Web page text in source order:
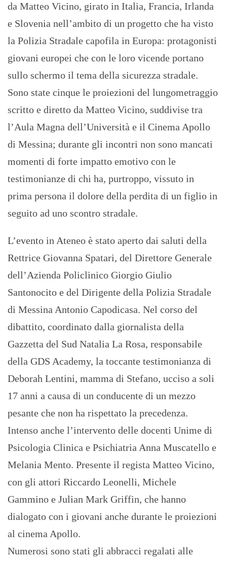
da Matteo Vicino, girato in Italia, Francia, Irlanda
e Slovenia nell’ambito di un progetto che ha visto
la Polizia Stradale capofila in Europa: protagonisti
giovani europei che con le loro vicende portano
sullo schermo il tema della sicurezza stradale.
Sono state cinque le proiezioni del lungometraggio
scritto e diretto da Matteo Vicino, suddivise tra
l’Aula Magna dell’Università e il Cinema Apollo
di Messina; durante gli incontri non sono mancati
momenti di forte impatto emotivo con le
testimonianze di chi ha, purtroppo, vissuto in
prima persona il dolore della perdita di un figlio in
seguito ad uno scontro stradale.
L’evento in Ateneo è stato aperto dai saluti della
Rettrice Giovanna Spatari, del Direttore Generale
dell’Azienda Policlinico Giorgio Giulio
Santonocito e del Dirigente della Polizia Stradale
di Messina Antonio Capodicasa. Nel corso del
dibattito, coordinato dalla giornalista della
Gazzetta del Sud Natalia La Rosa, responsabile
della GDS Academy, la toccante testimonianza di
Deborah Lentini, mamma di Stefano, ucciso a soli
17 anni a causa di un conducente di un mezzo
pesante che non ha rispettato la precedenza.
Intenso anche l’intervento delle docenti Unime di
Psicologia Clinica e Psichiatria Anna Muscatello e
Melania Mento. Presente il regista Matteo Vicino,
con gli attori Riccardo Leonelli, Michele
Gammino e Julian Mark Griffin, che hanno
dialogato con i giovani anche durante le proiezioni
al cinema Apollo.
Numerosi sono stati gli abbracci regalati alle